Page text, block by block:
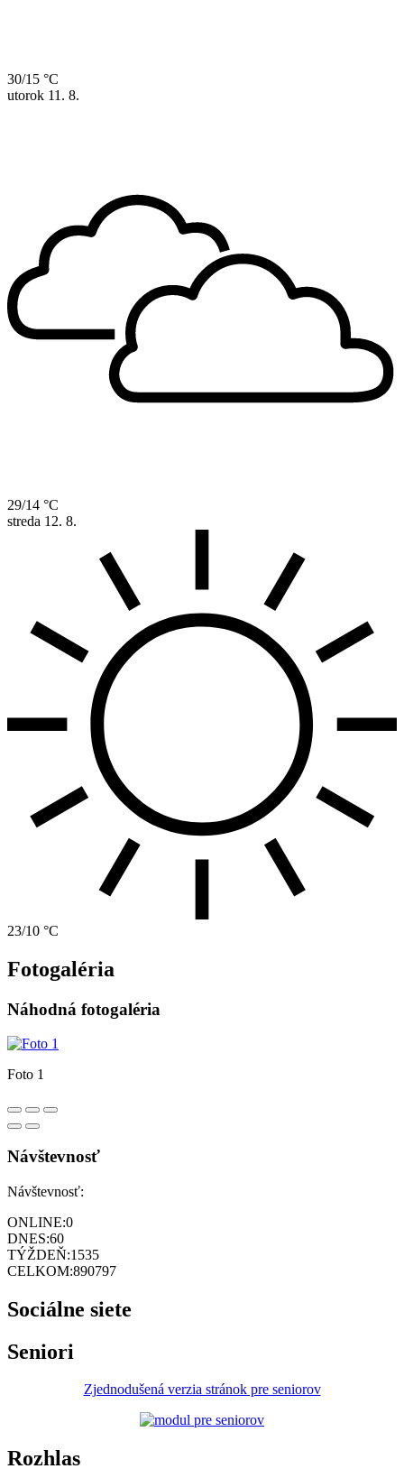
30/15 °C
utorok 11. 8.
29/14 °C
streda 12. 8.
23/10 °C
Fotogaléria
Náhodná fotogaléria
Foto 1
Návštevnosť
Návštevnosť:
ONLINE:0
DNES:60
TÝŽDEŇ:1535
CELKOM:890797
Sociálne siete
Seniori
Zjednodušená verzia stránok pre seniorov
Rozhlas